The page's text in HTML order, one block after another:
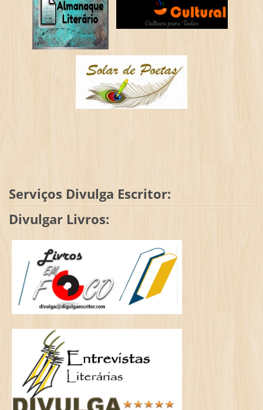
Serviços Divulga Escritor:
Divulgar Livros: